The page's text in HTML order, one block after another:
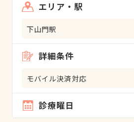
エリア・駅
下山門駅
詳細条件
モバイル決済対応
診療曜日